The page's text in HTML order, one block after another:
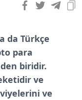
da Türkçe
para
biridir.
ve
ve